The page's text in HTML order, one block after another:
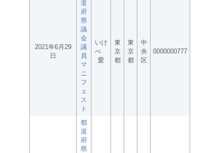
2021年6月29
日
道
府
県
議
会
議
員
マ
ニ
フ
ェ
ス
ト
いけ
べ
愛
東
京
都
東
京
都
中
央
区
0000000777
都
道
府
県